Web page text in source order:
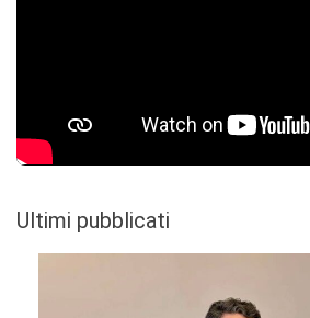
Ultimi pubblicati